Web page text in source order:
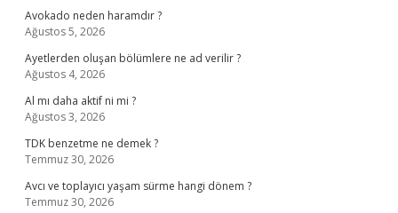
Avokado neden haramdır ?
Ağustos 5, 2026
Ayetlerden oluşan bölümlere ne ad verilir ?
Ağustos 4, 2026
Al mı daha aktif ni mi ?
Ağustos 3, 2026
TDK benzetme ne demek ?
Temmuz 30, 2026
Avcı ve toplayıcı yaşam sürme hangi dönem ?
Temmuz 30, 2026